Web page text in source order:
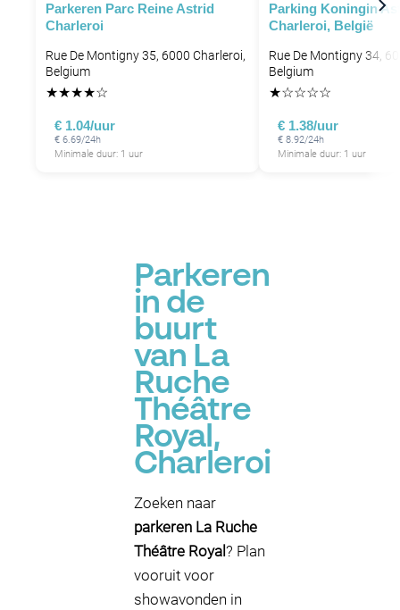
Parkeren Parc Reine Astrid
Charleroi
Rue De Montigny 35, 6000 Charleroi,
Belgium
★★★★☆
€ 1.04/uur
€ 6.69/24h
Minimale duur: 1 uur
Parking Koningin
Charleroi, België
Rue De Montigny 34,
Belgium
★☆☆☆☆
€ 1.38/uur
€ 8.92/24h
Minimale duur: 1 uur
Parkeren
in de
buurt
van La
Ruche
Théâtre
Royal,
Charleroi
Zoeken naar
parkeren La Ruche
Théâtre Royal ? Plan
vooruit voor
showavonden in